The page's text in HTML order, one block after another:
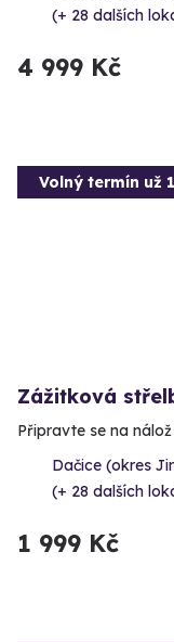
(+ 28 dalších
4 999 Kč
Volný termín už
Zážitková
Připravte se na
Dačice (okres
(+ 28 dalších
1 999 Kč